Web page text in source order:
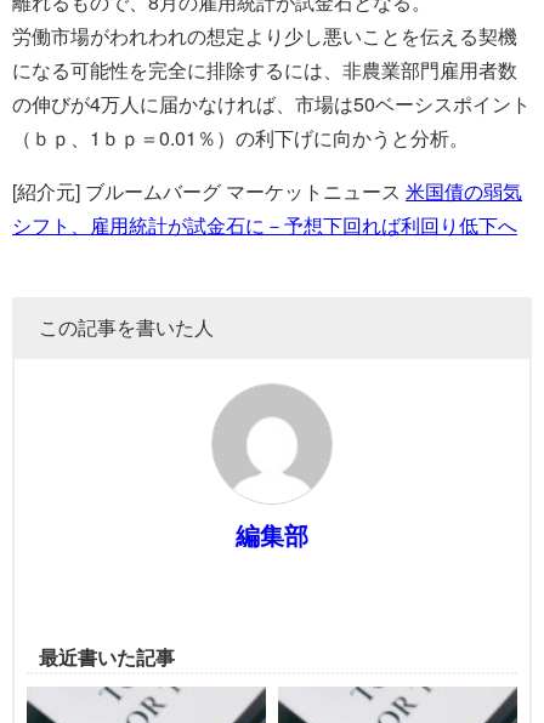
労働市場がわれわれの想定より少し悪いことを伝える契機
になる可能性を完全に排除するには、非農業部門雇用者数
の伸びが4万人に届かなければ、市場は50ベーシスポイント
（ｂｐ、1ｂｐ＝0.01％）の利下げに向かうと分析。
[紹介元] ブルームバーグ マーケットニュース 米国債の弱気
シフト、雇用統計が試金石に－予想下回れば利回り低下へ
この記事を書いた人
編集部
最近書いた記事